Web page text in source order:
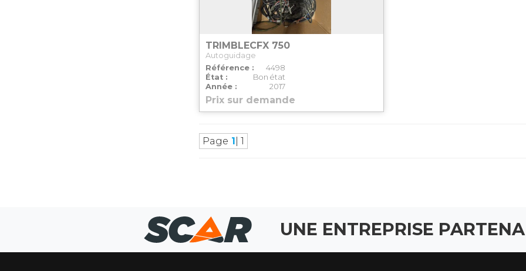
Autoguidage
TRIMBLECFX 750
Référence
4498
État
Bon état
Année
2017
Prix sur demande
Page 1 | 1
UNE ENTREPRISE